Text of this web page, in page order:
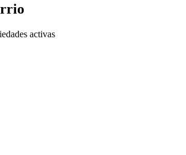
activas